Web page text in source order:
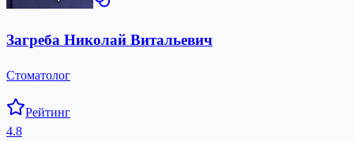
Загреба Николай Витальевич
Стоматолог
Рейтинг
4.8